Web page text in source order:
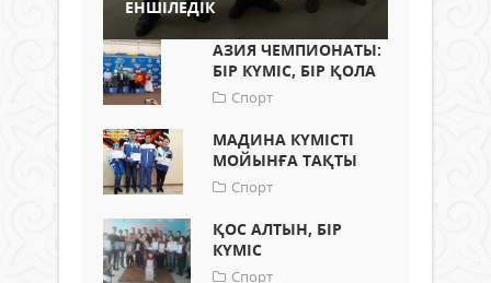
ЕНШІЛЕДІК
АЗИЯ ЧЕМПИОНАТЫ:
БІР КҮМІС, БІР ҚОЛА
Спорт
МАДИНА КҮМІСТІ
МОЙЫНҒА ТАҚТЫ
Спорт
ҚОС АЛТЫН, БІР
КҮМІС
Спорт